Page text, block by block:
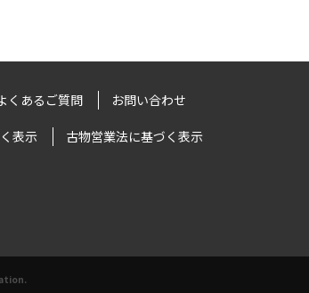
くあるご質問 お問い合わせ
表示 古物営業法に基づく表示